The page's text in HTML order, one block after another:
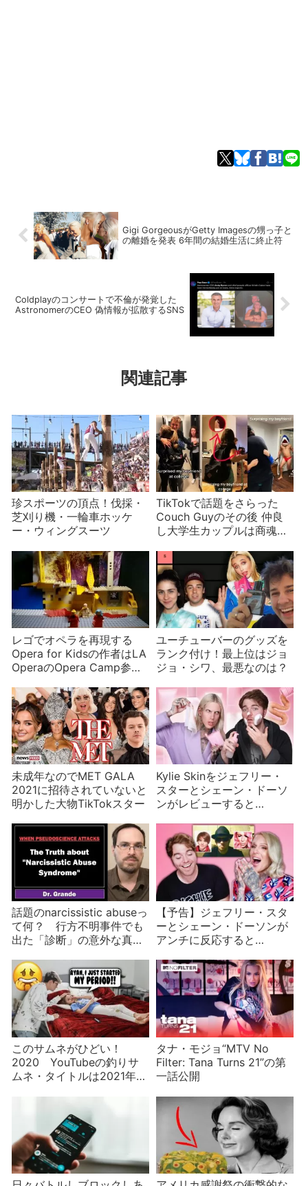
Gigi GorgeousがGetty Imagesの甥っ子と
の離婚を発表 6年間の結婚生活に終止符
Coldplayのコンサートで不倫が発覚した
AstronomerのCEO 偽情報が拡散するSNS
関連記事
珍スポーツの頂点！伐採・
芝刈り機・一輪車ホッケ
ー・ウィングスーツ
TikTokで話題をさらった
Couch Guyのその後 仲良
し大学生カップルは商魂た
レゴでオペラを再現する
Opera for Kidsの作者はLA
OperaのOpera Camp参加
ユーチューバーのグッズを
ランク付け！最上位はジョ
ジョ・シワ、最悪なのは？
未成年なのでMET GALA
2021に招待されていないと
明かした大物TikTokスター
Kylie Skinをジェフリー・
スターとシェーン・ドーソ
ンがレビューすると…
話題のnarcissistic abuseっ
て何？ 行方不明事件でも
出た「診断」の意外な真実
【予告】ジェフリー・スタ
ーとシェーン・ドーソンが
アンチに反応すると…
このサムネがひどい！
2020 YouTubeの釣りサ
ムネ・タイトルは2021年ど
タナ・モジョ“MTV No
Filter: Tana Turns 21”の第
一話公開